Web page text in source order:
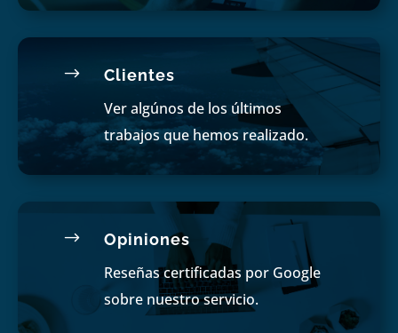
$ Clientes
Ver algúnos de los últimos
trabajos que hemos realizado.
$ Opiniones
Reseñas certificadas por Google
sobre nuestro servicio.